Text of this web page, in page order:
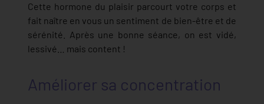
Cette hormone du plaisir parcourt votre corps et
fait naître en vous un sentiment de bien-être et de
sérénité. Après une bonne séance, on est vidé,
lessivé… mais content !
Améliorer sa concentration